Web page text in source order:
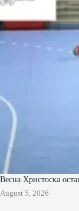
Весна Христоска
August 5, 2026